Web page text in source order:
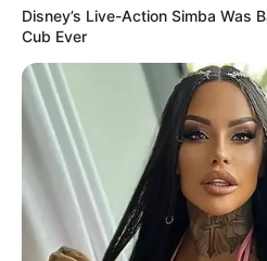
ΓΡΑΨΩ
Disney’s Live-Action Simba Was
Cub Ever